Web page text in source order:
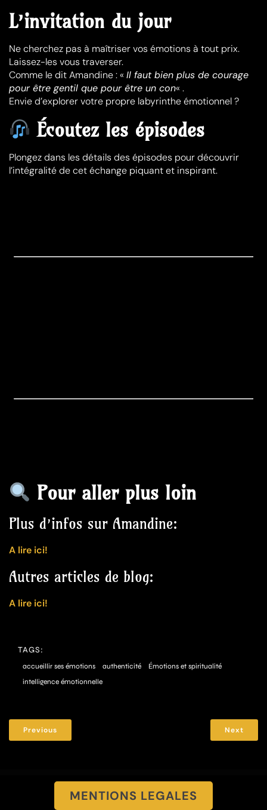
L’invitation du jour
Ne cherchez pas à maîtriser vos émotions à tout prix.
Laissez-les vous traverser.
Comme le dit Amandine : « Il faut bien plus de courage
pour être gentil que pour être un con« .
Envie d’explorer votre propre labyrinthe émotionnel ?
Écoutez les épisodes
Plongez dans les détails des épisodes pour découvrir
l’intégralité de cet échange piquant et inspirant.
Pour aller plus loin
Plus d’infos sur Amandine:
A lire ici!
Autres articles de blog:
A lire ici!
TAGS:
accueillir ses émotions authenticité
Émotions et spiritualité
intelligence émotionnelle
Previous Next
MENTIONS LEGALES